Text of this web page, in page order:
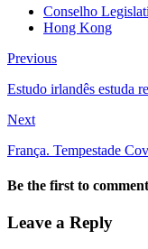
Conselho
Hong Kong
Previous
Estudo irlandês estuda
Next
França. Tempestade
Be the first to comment
Leave a Reply